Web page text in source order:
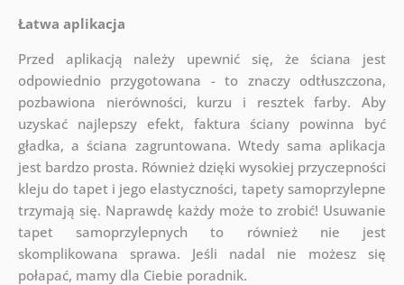
Łatwa aplikacja
Przed aplikacją należy upewnić się, że ściana jest
odpowiednio przygotowana - to znaczy odtłuszczona,
pozbawiona nierówności, kurzu i resztek farby. Aby
uzyskać najlepszy efekt, faktura ściany powinna być
gładka, a ściana zagruntowana. Wtedy sama aplikacja
jest bardzo prosta. Również dzięki wysokiej przyczepności
kleju do tapet i jego elastyczności, tapety samoprzylepne
trzymają się. Naprawdę każdy może to zrobić! Usuwanie
tapet samoprzylepnych to również nie jest
skomplikowana sprawa. Jeśli nadal nie możesz się
połapać, mamy dla Ciebie poradnik.